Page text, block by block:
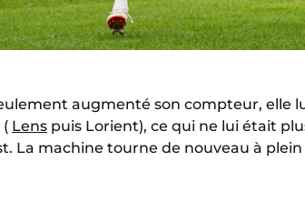
augmenté son compteur, elle
Lens puis Lorient), ce qui ne lui était
La machine tourne de nouveau à